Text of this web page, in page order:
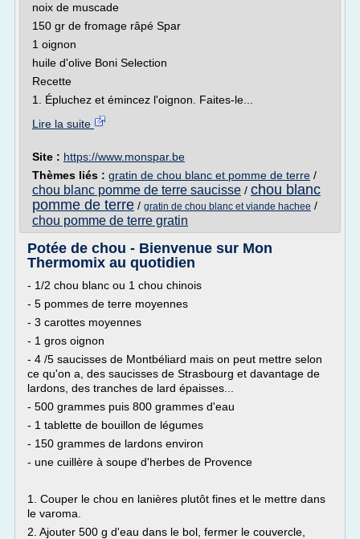
noix de muscade
150 gr de fromage râpé Spar
1 oignon
huile d'olive Boni Selection
Recette
1. Épluchez et émincez l'oignon. Faites-le...
Lire la suite
Site : https://www.monspar.be
Thèmes liés : gratin de chou blanc et pomme de terre /
chou blanc pomme de terre saucisse / chou blanc
pomme de terre / gratin de chou blanc et viande hachee /
chou pomme de terre gratin
Potée de chou - Bienvenue sur Mon
Thermomix au quotidien
- 1/2 chou blanc ou 1 chou chinois
- 5 pommes de terre moyennes
- 3 carottes moyennes
- 1 gros oignon
- 4 /5 saucisses de Montbéliard mais on peut mettre selon
ce qu'on a, des saucisses de Strasbourg et davantage de
lardons, des tranches de lard épaisses...
- 500 grammes puis 800 grammes d'eau
- 1 tablette de bouillon de légumes
- 150 grammes de lardons environ
- une cuillère à soupe d'herbes de Provence
1. Couper le chou en lanières plutôt fines et le mettre dans
le varoma.
2. Ajouter 500 g d'eau dans le bol, fermer le couvercle,